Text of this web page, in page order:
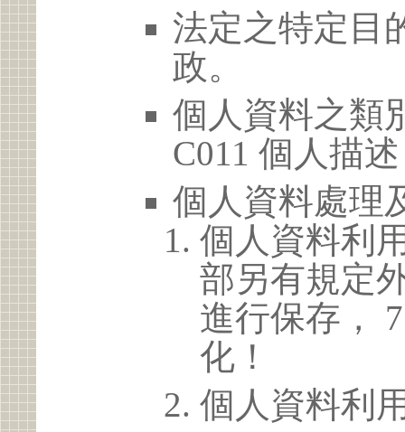
法定之特定目
政。
個人資料之類
C011 個人描述
個人資料處理
個人資料利
部另有規定
進行保存，
化！
個人資料利